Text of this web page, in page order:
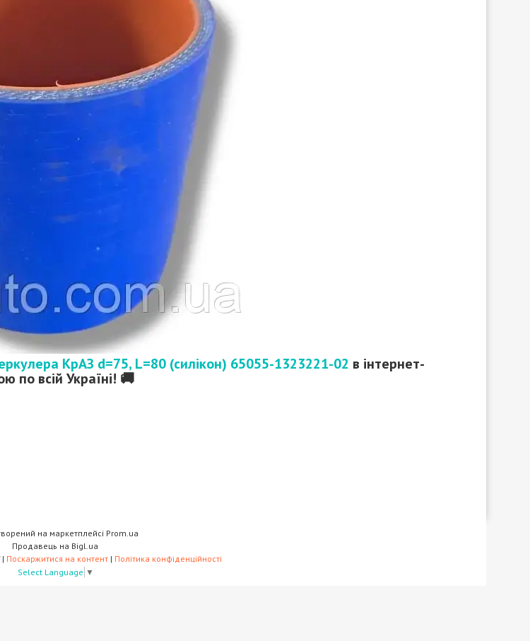
КрАЗ d=75, L=80 (силікон) 65055-1323221-02 в інтернет-
по всій Україні! 🚚
на маркетплейсі Prom.ua
Продавець на Bigl.ua
Інтернет-магазин "KrazAuto" | Поскаржитися на контент | Політика конфіденційності
Select Language ▼